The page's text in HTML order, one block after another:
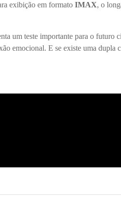
exibição em formato IMAX, o
um teste importante para o futuro
emocional. E se existe uma dupla